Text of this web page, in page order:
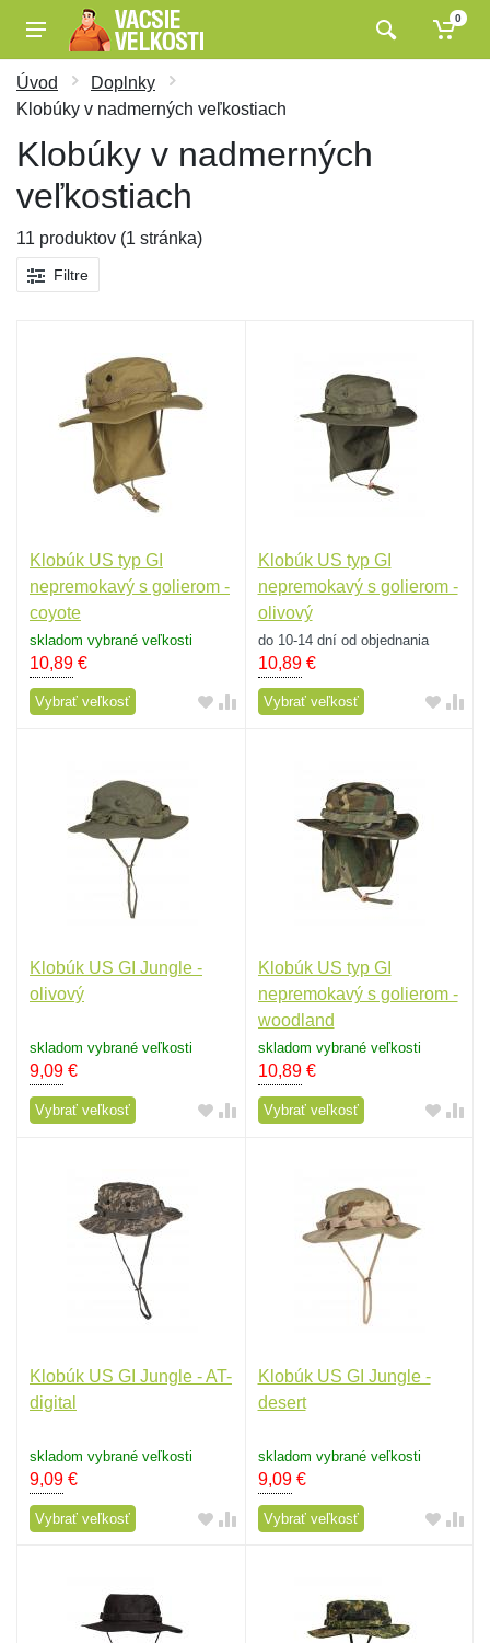
0
Úvod
Doplnky
Klobúky v nadmerných veľkostiach
Klobúky v nadmerných
veľkostiach
11 produktov (1 stránka)
Filtre
Klobúk US typ GI
nepremokavý s golierom -
coyote
skladom vybrané veľkosti
10,89 €
Vybrať veľkosť
Klobúk US typ GI
nepremokavý s golierom -
olivový
do 10-14 dní od objednania
10,89€
Vybrať veľkosť
Klobúk US GI Jungle -
olivový
skladom vybrané veľkosti
9,09 €
Vybrať veľkosť
Klobúk US typ GI
nepremokavý s golierom -
woodland
skladom vybrané veľkosti
10,89€
Vybrať veľkosť
Klobúk US GI Jungle - AT-
digital
skladom vybrané veľkosti
9,09 €
Vybrať veľkosť
Klobúk US GI Jungle -
desert
skladom vybrané veľkosti
9,09€
Vybrať veľkosť